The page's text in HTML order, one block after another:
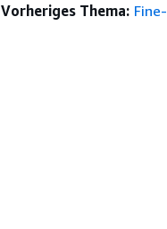
Vorheriges Thema: